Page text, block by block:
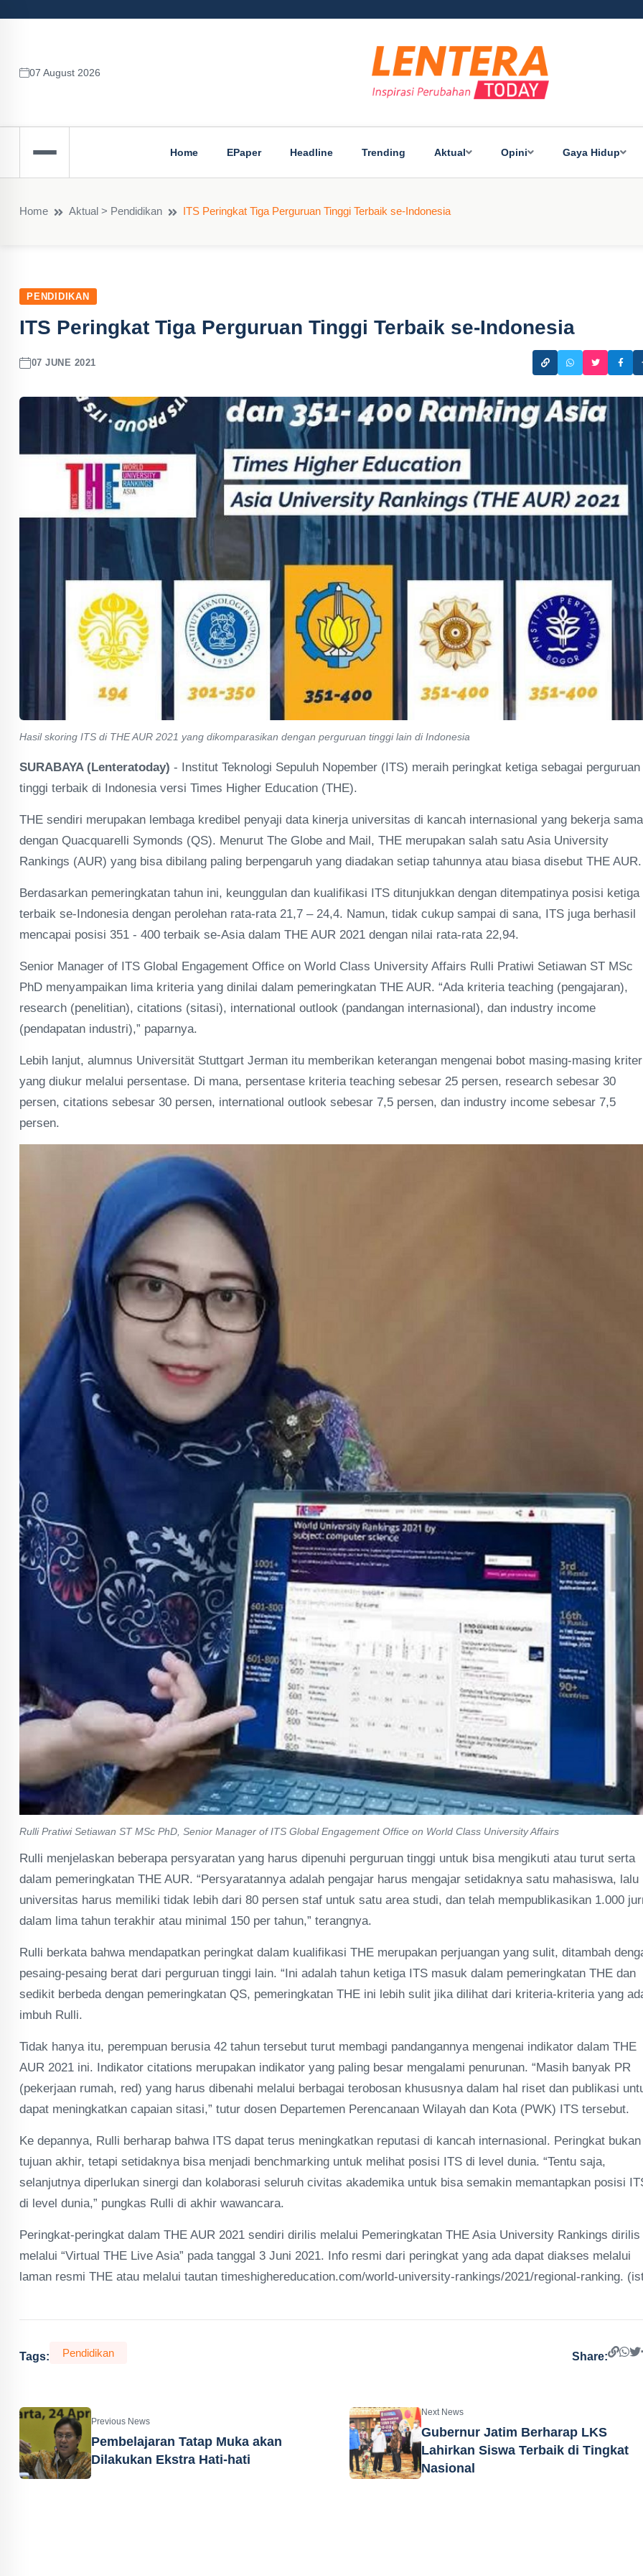
07 August 2026
Home EPaper Headline Trending Aktual Opini Gaya Hidup
Home Aktual > Pendidikan ITS Peringkat Tiga Perguruan Tinggi Terbaik se-Indonesia
PENDIDIKAN
ITS Peringkat Tiga Perguruan Tinggi Terbaik se-Indonesia
07 JUNE 2021
Hasil skoring ITS di THE AUR 2021 yang dikomparasikan dengan perguruan tinggi lain di Indonesia
SURABAYA (Lenteratoday) - Institut Teknologi Sepuluh Nopember (ITS) meraih peringkat ketiga sebagai perguruan
tinggi terbaik di Indonesia versi Times Higher Education (THE).
THE sendiri merupakan lembaga kredibel penyaji data kinerja universitas di kancah internasional yang bekerja sama
dengan Quacquarelli Symonds (QS). Menurut The Globe and Mail, THE merupakan salah satu Asia University
Rankings (AUR) yang bisa dibilang paling berpengaruh yang diadakan setiap tahunnya atau biasa disebut THE AUR.
Berdasarkan pemeringkatan tahun ini, keunggulan dan kualifikasi ITS ditunjukkan dengan ditempatinya posisi ketiga
terbaik se-Indonesia dengan perolehan rata-rata 21,7 – 24,4. Namun, tidak cukup sampai di sana, ITS juga berhasil
mencapai posisi 351 - 400 terbaik se-Asia dalam THE AUR 2021 dengan nilai rata-rata 22,94.
Senior Manager of ITS Global Engagement Office on World Class University Affairs Rulli Pratiwi Setiawan ST MSc
PhD menyampaikan lima kriteria yang dinilai dalam pemeringkatan THE AUR. “Ada kriteria teaching (pengajaran),
research (penelitian), citations (sitasi), international outlook (pandangan internasional), dan industry income
(pendapatan industri),” paparnya.
Lebih lanjut, alumnus Universität Stuttgart Jerman itu memberikan keterangan mengenai bobot masing-masing
yang diukur melalui persentase. Di mana, persentase kriteria teaching sebesar 25 persen, research sebesar 30
persen, citations sebesar 30 persen, international outlook sebesar 7,5 persen, dan industry income sebesar 7,5
persen.
Rulli Pratiwi Setiawan ST MSc PhD, Senior Manager of ITS Global Engagement Office on World Class University Affairs
Rulli menjelaskan beberapa persyaratan yang harus dipenuhi perguruan tinggi untuk bisa mengikuti atau turut serta
dalam pemeringkatan THE AUR. “Persyaratannya adalah pengajar harus mengajar setidaknya satu mahasiswa, lalu
universitas harus memiliki tidak lebih dari 80 persen staf untuk satu area studi, dan telah mempublikasikan 1.000
dalam lima tahun terakhir atau minimal 150 per tahun,” terangnya.
Rulli berkata bahwa mendapatkan peringkat dalam kualifikasi THE merupakan perjuangan yang sulit, ditambah
pesaing-pesaing berat dari perguruan tinggi lain. “Ini adalah tahun ketiga ITS masuk dalam pemeringkatan THE dan
sedikit berbeda dengan pemeringkatan QS, pemeringkatan THE ini lebih sulit jika dilihat dari kriteria-kriteria yang
imbuh Rulli.
Tidak hanya itu, perempuan berusia 42 tahun tersebut turut membagi pandangannya mengenai indikator dalam THE
AUR 2021 ini. Indikator citations merupakan indikator yang paling besar mengalami penurunan. “Masih banyak PR
(pekerjaan rumah, red) yang harus dibenahi melalui berbagai terobosan khususnya dalam hal riset dan publikasi
dapat meningkatkan capaian sitasi,” tutur dosen Departemen Perencanaan Wilayah dan Kota (PWK) ITS tersebut.
Ke depannya, Rulli berharap bahwa ITS dapat terus meningkatkan reputasi di kancah internasional. Peringkat bukan
tujuan akhir, tetapi setidaknya bisa menjadi benchmarking untuk melihat posisi ITS di level dunia. “Tentu saja,
selanjutnya diperlukan sinergi dan kolaborasi seluruh civitas akademika untuk bisa semakin memantapkan posisi
di level dunia,” pungkas Rulli di akhir wawancara.
Peringkat-peringkat dalam THE AUR 2021 sendiri dirilis melalui Pemeringkatan THE Asia University Rankings dirilis
melalui “Virtual THE Live Asia” pada tanggal 3 Juni 2021. Info resmi dari peringkat yang ada dapat diakses melalui
laman resmi THE atau melalui tautan timeshighereducation.com/world-university-rankings/2021/regional-ranking.
Tags: Pendidikan Share:
Previous News
Pembelajaran Tatap Muka akan
Dilakukan Ekstra Hati-hati
Next News
Gubernur Jatim Berharap LKS
Lahirkan Siswa Terbaik di Tingkat
Nasional